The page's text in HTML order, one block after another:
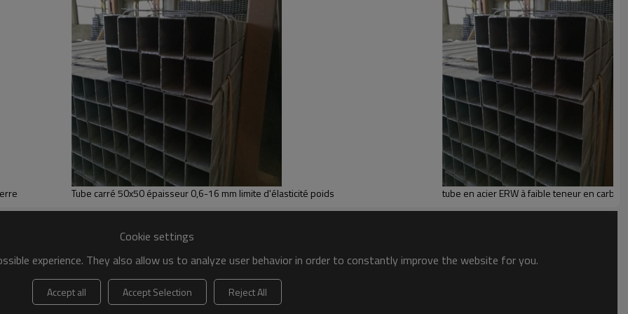
Tube carré 50x50 épaisseur 0,6-16 mm limite d'élasticité poids tube en acier ERW à faible teneur en
Cookie settings
experience. They also allow us to analyze user behavior in order to constantly improve the website for you.
Accept all Accept Selection
Reject All